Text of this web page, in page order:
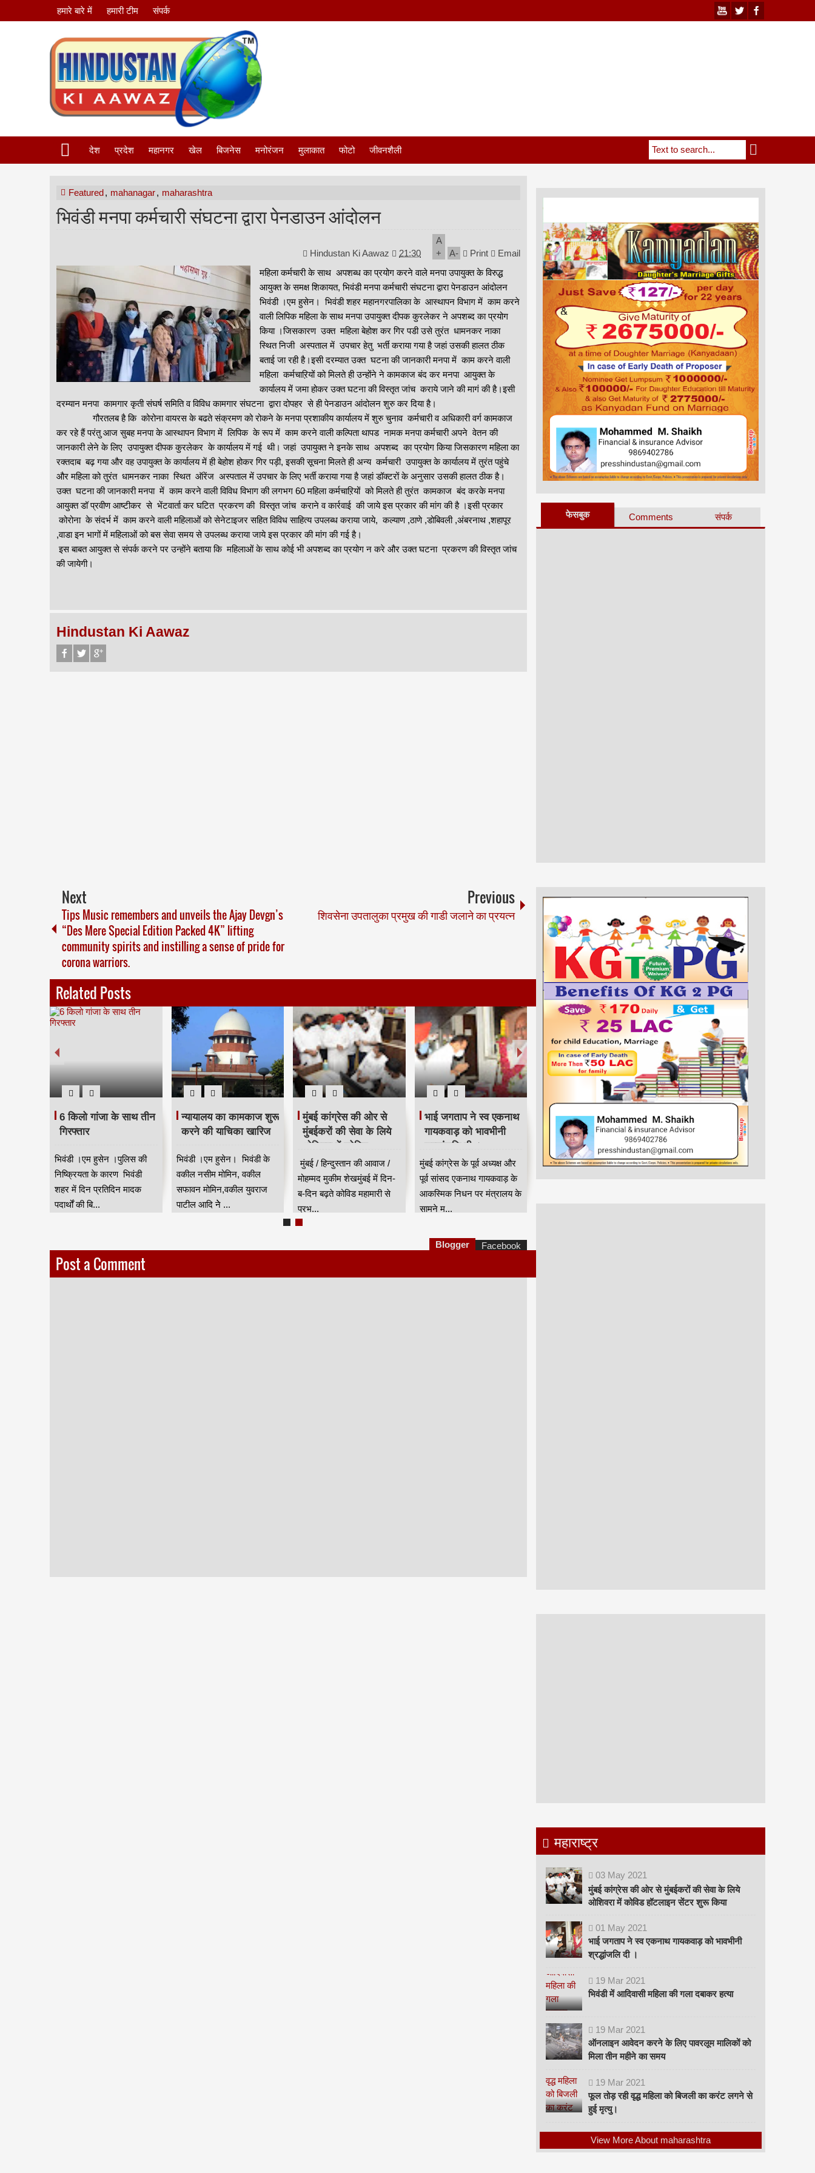
हमारे बारे में हमारी टीम संपर्क
देश प्रदेश महानगर खेल बिजनेस मनोरंजन मुलाकात फोटो जीवनशैली
Featured, mahanagar, maharashtra
भिवंडी मनपा कर्मचारी संघटना द्वारा पेनडाउन आंदोलन
Hindustan Ki Aawaz 21:30
A
+
A- Print
Email
महिला कर्मचारी के साथ अपशब्ध का प्रयोग करने वाले मनपा उपायुक्त के विरुद्ध
आयुक्त के समक्ष शिकायत, भिवंडी मनपा कर्मचारी संघटना द्वारा पेनडाउन आंदोलन
भिवंडी ।एम हुसेन। भिवंडी शहर महानगरपालिका के आस्थापन विभाग में काम करने
वाली लिपिक महिला के साथ मनपा उपायुक्त दीपक कुरलेकर ने अपशब्द का प्रयोग
किया ।जिसकारण उक्त महिला बेहोश कर गिर पडी उसे तुरंत धामनकर नाका
स्थित निजी अस्पताल में उपचार हेतु भर्ती कराया गया है जहां उसकी हालत ठीक
बताई जा रही है।इसी दरम्यात उक्त घटना की जानकारी मनपा में काम करने वाली
महिला कर्मचाऱियों को मिलते ही उन्होंने ने कामकाज बंद कर मनपा आयुक्त के
कार्यालय में जमा होकर उक्त घटना की विस्तृत जांच कराये जाने की मागं की है।इसी
दरम्यान मनपा कामगार कृती संघर्ष समिति व विविध कामगार संघटना द्वारा दोपहर से ही पेनडाउन आंदोलन शुरु कर दिया है।
गौरतलब है कि कोरोना वायरस के बढते संक्रमण को रोकने के मनपा प्रशाकीय कार्यालय में शुरु चुनाव कर्मचारी व अधिकारी वर्ग कामकाज
कर रहे हैं परंतु आज सुबह मनपा के आस्थापन विभाग में लिपिक के रूप में काम करने वाली कल्पिता थापड नामक मनपा कर्मचारी अपने वेतन की
जानकारी लेने के लिए उपायुक्त दीपक कुरलेकर के कार्यालय में गई थी। जहां उपायुक्त ने इनके साथ अपशब्द का प्रयोग किया जिसकारण महिला का
रक्तदाब बढ़ गया और वह उपायुक्त के कार्यालय में ही बेहोश होकर गिर पड़ी, इसकी सूचना मिलते ही अन्य कर्मचारी उपायुक्त के कार्यालय में तुरंत पहुंचे
और महिला को तुरंत धामनकर नाका स्थित ऑरेंज अस्पताल में उपचार के लिए भर्ती कराया गया है जहां डॉक्टरों के अनुसार उसकी हालत ठीक है।
उक्त घटना की जानकारी मनपा में काम करने वाली विविध विभाग की लगभग 60 महिला कर्मचाऱियों को मिलते ही तुरंत कामकाज बंद करके मनपा
आयुक्त डॉ प्रवीण आष्टीकर से भेंटवार्ता कर घटित प्रकरण की विस्तृत जांच कराने व कार्रवाई की जाये इस प्रकार की मांग की है ।इसी प्रकार
कोरोना के संदर्भ में काम करने वाली महिलाओं को सेनेटाइजर सहित विविध साहित्य उपलब्ध कराया जाये, कल्याण ,ठाणे ,डोबिवली ,अंबरनाथ ,शहापूर
,वाडा इन भागों में महिलाओं को बस सेवा समय से उपलब्ध कराया जाये इस प्रकार की मांग की गई है।
इस बाबत आयुक्त से संपर्क करने पर उन्होंने बताया कि महिलाओं के साथ कोई भी अपशब्द का प्रयोग न करे और उक्त घटना प्रकरण की विस्तृत जांच
की जायेगी।
Hindustan Ki Aawaz
Next
Tips Music remembers and unveils the Ajay Devgn’s
“Des Mere Special Edition Packed 4K” lifting
community spirits and instilling a sense of pride for
corona warriors.
Previous
शिवसेना उपतालुका प्रमुख की गाडी जलाने का प्रयत्न
Related Posts
6 किलो गांजा के साथ तीन
गिरफ्तार
भिवंडी ।एम हुसेन ।पुलिस की
निष्क्रियता के कारण भिवंडी
शहर में दिन प्रतिदिन मादक
पदार्थों की बि...
न्यायालय का कामकाज शुरू
करने की याचिका खारिज
भिवंडी ।एम हुसेन। भिवंडी के
वकील नसीम मोमिन, वकील
सफावन मोमिन,वकील युवराज
पाटील आदि नेे ...
मुंबई कांग्रेस की ओर से
मुंबईकरों की सेवा के लिये
ओशिवरा में कोविड
हॉटलाइन सेंटर शुरू किया
मुंबई / हिन्दुस्तान की आवाज /
मोहम्मद मुकीम शेखमुंबई में दिन-
ब-दिन बढ़ते कोविड महामारी से
प्रभ...
भाई जगताप ने स्व एकनाथ
गायकवाड़ को भावभीनी
श्रद्धांजलि दी ।
मुंबई कांग्रेस के पूर्व अध्यक्ष और
पूर्व सांसद एकनाथ गायकवाड़ के
आकस्मिक निधन पर मंत्रालय के
सामने म...
Post a Comment
Blogger Facebook
फेसबुक Comments संपर्क
महाराष्ट्र
03 May 2021
मुंबई कांग्रेस की ओर से मुंबईकरों की सेवा के लिये
ओशिवरा में कोविड हॉटलाइन सेंटर शुरू किया
01 May 2021
भाई जगताप ने स्व एकनाथ गायकवाड़ को भावभीनी
श्रद्धांजलि दी ।
19 Mar 2021
भिवंडी में आदिवासी महिला की गला दबाकर हत्या
19 Mar 2021
ऑनलाइन आवेदन करने के लिए पावरलूम मालिकों को
मिला तीन महीने का समय
19 Mar 2021
फूल तोड़ रही वृद्ध महिला को बिजली का करंट लगने से
हुई मृत्यु।
View More About maharashtra